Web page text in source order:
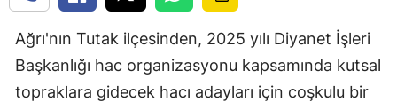
Ağrı'nın Tutak ilçesinden, 2025 yılı Diyanet İşleri
Başkanlığı hac organizasyonu kapsamında kutsal
topraklara gidecek hacı adayları için coşkulu bir